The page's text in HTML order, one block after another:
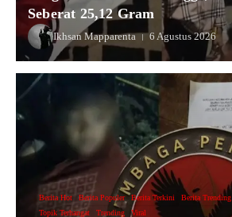
Seberat 25,12 Gram
Ikhsan Mapparenta 6 Agustus 2026
Berita Hot Berita Populer Berita Terkini Berita Trending
Topik Terhangat
Trending Viral